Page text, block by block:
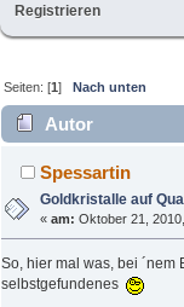
Registrieren
Seiten: [1]Nach unten
Autor
aus Mexiko
Spessartin
Goldkristalle auf
«am: Oktober 21,
So, hier mal was, bei
selbstgefundenes